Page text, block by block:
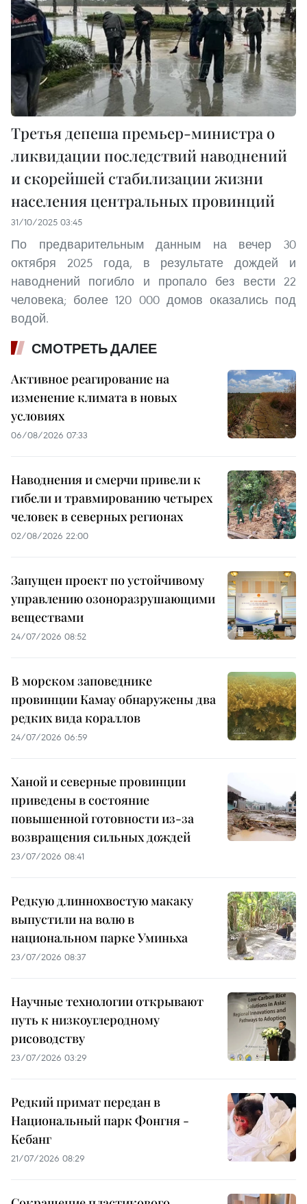
Третья депеша премьер-министра о
ликвидации последствий наводнений
и скорейшей стабилизации жизни
населения центральных провинций
31/10/2025 03:45
По предварительным данным на вечер 30
октября 2025 года, в результате дождей и
наводнений погибло и пропало без вести 22
человека; более 120 000 домов оказались под
водой.
СМОТРЕТЬ ДАЛЕЕ
Активное реагирование на
изменение климата в новых
условиях
06/08/2026 07:33
Наводнения и смерчи привели к
гибели и травмированию четырех
человек в северных регионах
02/08/2026 22:00
Запущен проект по устойчивому
управлению озоноразрушающими
веществами
24/07/2026 08:52
В морском заповеднике
провинции Камау обнаружены два
редких вида кораллов
24/07/2026 06:59
Ханой и северные провинции
приведены в состояние
повышенной готовности из-за
возвращения сильных дождей
23/07/2026 08:41
Редкую длиннохвостую макаку
выпустили на волю в
национальном парке Уминьха
23/07/2026 08:37
Научные технологии открывают
путь к низкоуглеродному
рисоводству
23/07/2026 03:29
Редкий примат передан в
Национальный парк Фонгня -
Кебанг
21/07/2026 08:29